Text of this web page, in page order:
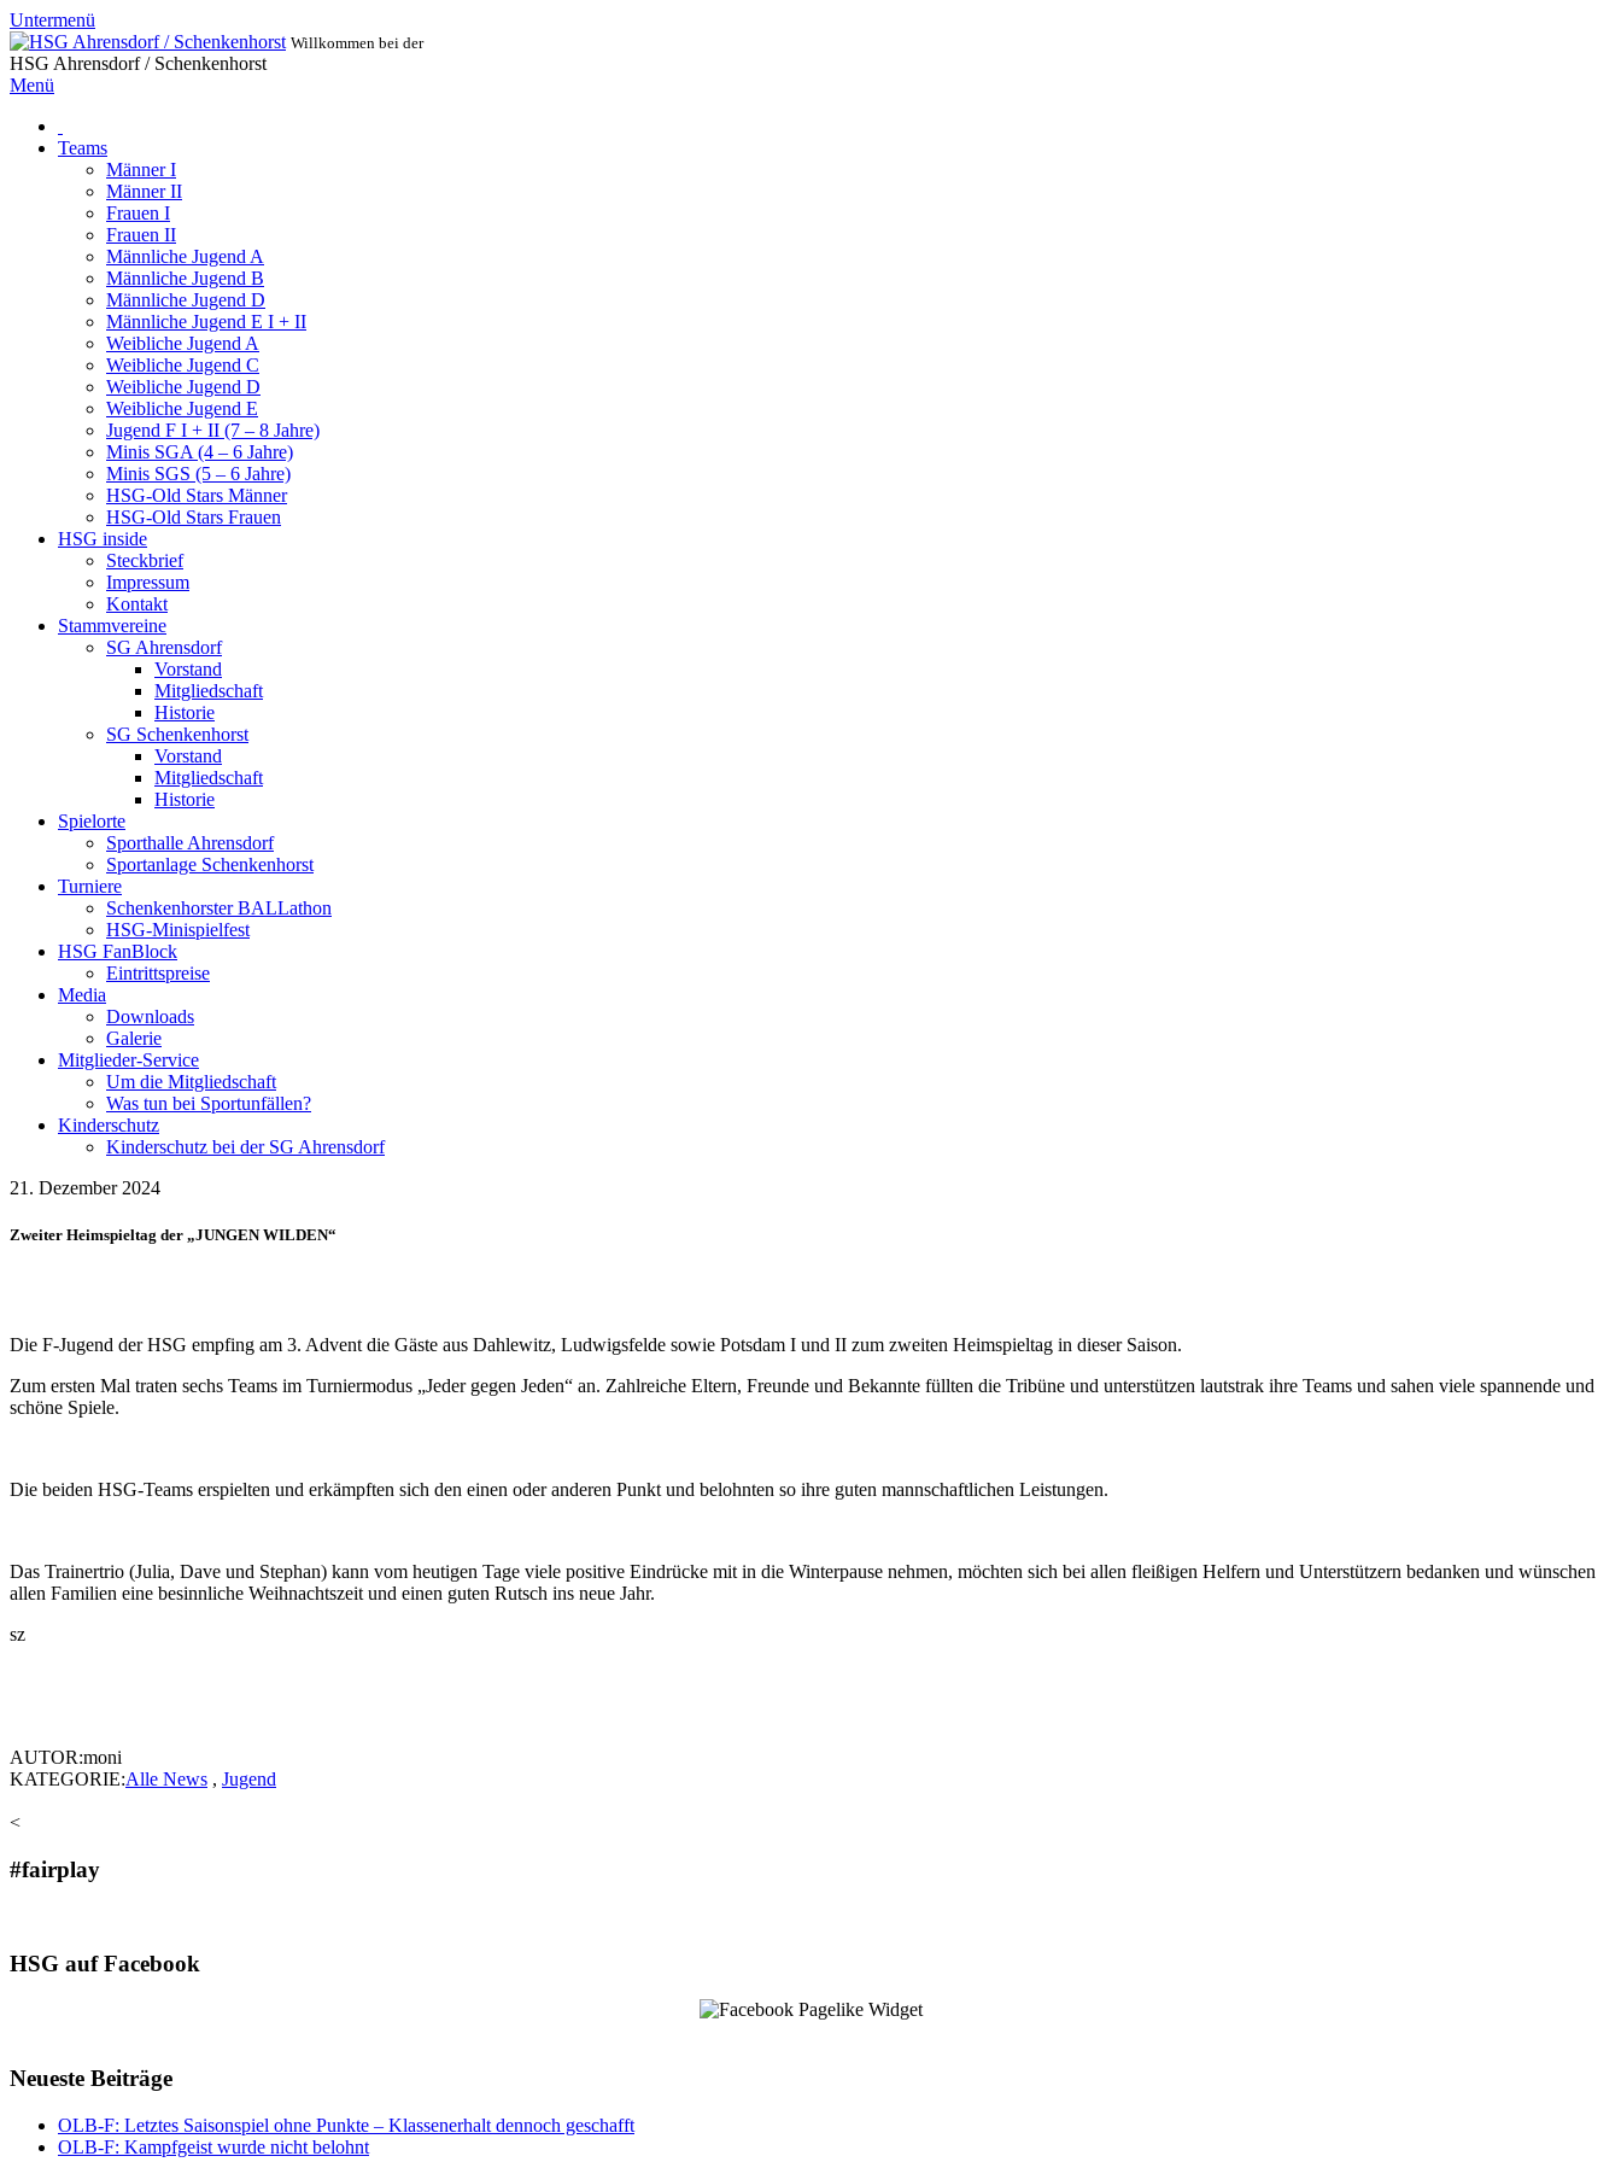
Untermenü
Willkommen bei der
HSG Ahrensdorf / Schenkenhorst
Menü
Teams
Männer I
Männer II
Frauen I
Frauen II
Männliche Jugend A
Männliche Jugend B
Männliche Jugend D
Männliche Jugend E I + II
Weibliche Jugend A
Weibliche Jugend C
Weibliche Jugend D
Weibliche Jugend E
Jugend F I + II (7 – 8 Jahre)
Minis SGA (4 – 6 Jahre)
Minis SGS (5 – 6 Jahre)
HSG-Old Stars Männer
HSG-Old Stars Frauen
HSG inside
Steckbrief
Impressum
Kontakt
Stammvereine
SG Ahrensdorf
Vorstand
Mitgliedschaft
Historie
SG Schenkenhorst
Vorstand
Mitgliedschaft
Historie
Spielorte
Sporthalle Ahrensdorf
Sportanlage Schenkenhorst
Turniere
Schenkenhorster BALLathon
HSG-Minispielfest
HSG FanBlock
Eintrittspreise
Media
Downloads
Galerie
Mitglieder-Service
Um die Mitgliedschaft
Was tun bei Sportunfällen?
Kinderschutz
Kinderschutz bei der SG Ahrensdorf
21. Dezember 2024
Zweiter Heimspieltag der „JUNGEN WILDEN“
Die F-Jugend der HSG empfing am 3. Advent die Gäste aus Dahlewitz, Ludwigsfelde sowie Potsdam I und II zum zweiten Heimspieltag in dieser Saison.
Zum ersten Mal traten sechs Teams im Turniermodus „Jeder gegen Jeden“ an. Zahlreiche Eltern, Freunde und Bekannte füllten die Tribüne und unterstützen lautstrak ihre Teams und sahen viele spannende und
schöne Spiele.
Die beiden HSG-Teams erspielten und erkämpften sich den einen oder anderen Punkt und belohnten so ihre guten mannschaftlichen Leistungen.
Das Trainertrio (Julia, Dave und Stephan) kann vom heutigen Tage viele positive Eindrücke mit in die Winterpause nehmen, möchten sich bei allen fleißigen Helfern und Unterstützern bedanken und wünschen
allen Familien eine besinnliche Weihnachtszeit und einen guten Rutsch ins neue Jahr.
sz
AUTOR:moni
KATEGORIE:Alle News , Jugend
<
#fairplay
HSG auf Facebook
Neueste Beiträge
OLB-F: Letztes Saisonspiel ohne Punkte – Klassenerhalt dennoch geschafft
OLB-F: Kampfgeist wurde nicht belohnt